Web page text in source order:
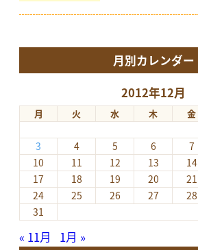
月別カレンダー
2012年12月
月 火 水 木 金
3
4 5 6 7
10
11 12 13 14
17
18 19 20 21
24
25 26 27 28
31
« 11月
1月 »